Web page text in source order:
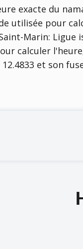
exacte du
utilisée pour
Marin: Ligue
calculer
et son